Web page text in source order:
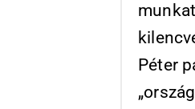
Péter